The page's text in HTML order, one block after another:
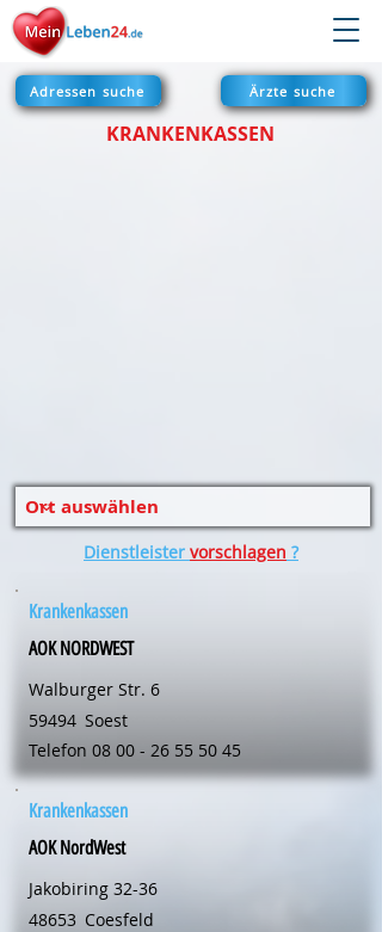
Adressen suche Ärzte suche
KRANKENKASSEN
Dienstleister vorschlagen ?
Krankenkassen
AOK NORDWEST
Walburger Str. 6
59494 Soest
Telefon 08 00 - 26 55 50 45
Krankenkassen
AOK NordWest
Jakobiring 32-36
48653 Coesfeld